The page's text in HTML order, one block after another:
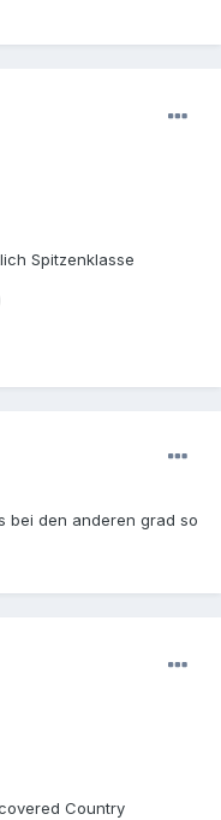
Spitzenklasse
bei den anderen grad so
Country